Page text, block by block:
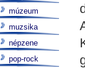
múzeum
muzsika
népzene
pop-rock